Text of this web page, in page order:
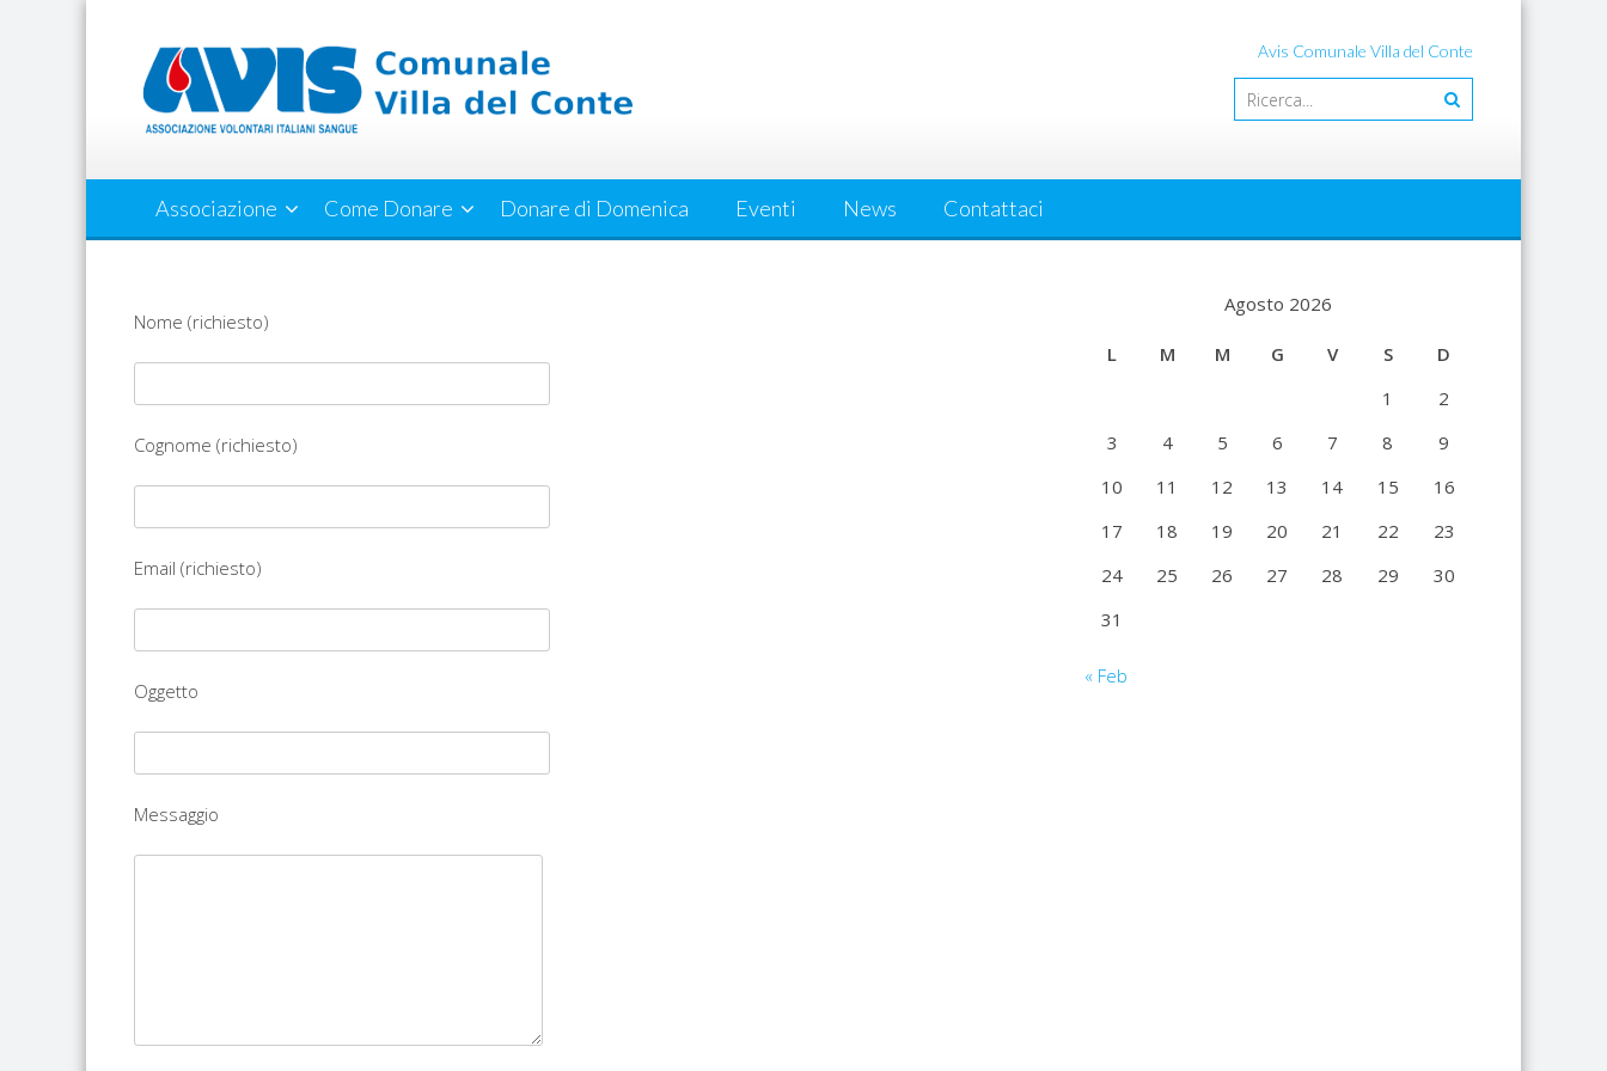
Avis Comunale Villa del Conte
Associazione Come Donare Donare di Domenica Eventi News Contattaci
Nome (richiesto)
Cognome (richiesto)
Email (richiesto)
Oggetto
Messaggio
Agosto 2026
L M M G V S
D
1
2
3
4 5 6 7 8
9
10
11 12 13 14 15
16
17
18 19 20 21 22
23
24
25 26 27 28 29
30
31
« Feb